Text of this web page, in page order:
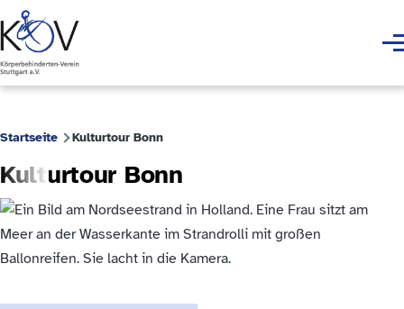
Skip to main content
Startseite Kulturtour Bonn
Kulturtour Bonn